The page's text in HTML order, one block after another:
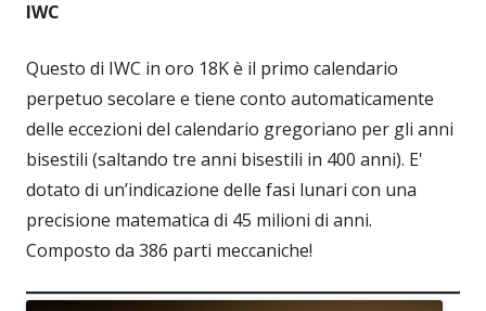
IWC
Questo di IWC in oro 18K è il primo calendario
perpetuo secolare e tiene conto automaticamente
delle eccezioni del calendario gregoriano per gli anni
bisestili (saltando tre anni bisestili in 400 anni). E'
dotato di un’indicazione delle fasi lunari con una
precisione matematica di 45 milioni di anni.
Composto da 386 parti meccaniche!